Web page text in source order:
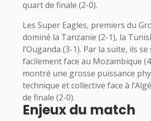
quart de finale (2-0).
Les Super Eagles, premiers du
dominé la Tanzanie (2-1), la
l’Ouganda (3-1). Par la suite, ils
facilement face au Mozambique
montré une grosse puissance
technique et collective face à
de finale (2-0).
Enjeux du match